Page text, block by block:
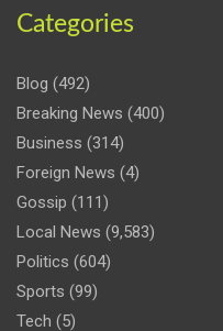
Categories
Blog (492)
Breaking News (400)
Business (314)
Foreign News (4)
Gossip (111)
Local News (9,583)
Politics (604)
Sports (99)
Tech (5)